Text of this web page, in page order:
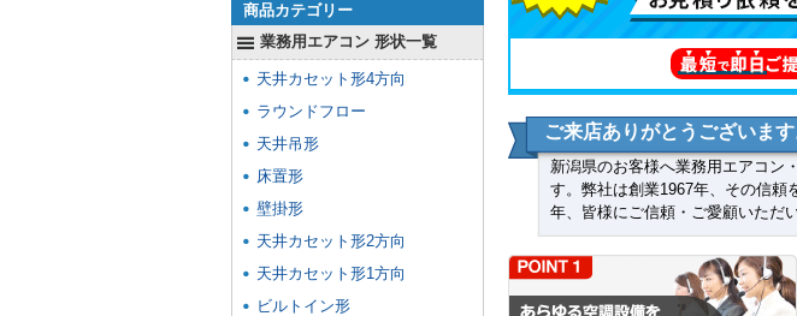
ご来店ありがとうございま
新潟県のお客様へ業務用エアコン
す。弊社は創業1967年、その信頼
年、皆様にご信頼・ご愛顧いただ
商品カテゴリー
業務用エアコン 形状一覧
天井カセット形4方向
ラウンドフロー
天井吊形
床置形
壁掛形
天井カセット形2方向
天井カセット形1方向
ビルトイン形